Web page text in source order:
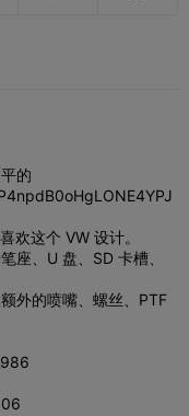
的
欢这个 VW 设计。
座、U 盘、SD 卡槽、
外的喷嘴、螺丝、PTF